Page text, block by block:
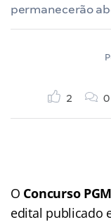
permanecerão
2 0
O Concurso
edital publicado